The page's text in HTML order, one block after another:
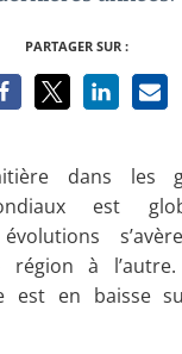
PARTAGER SUR :
dans les
est
région à
est en baisse